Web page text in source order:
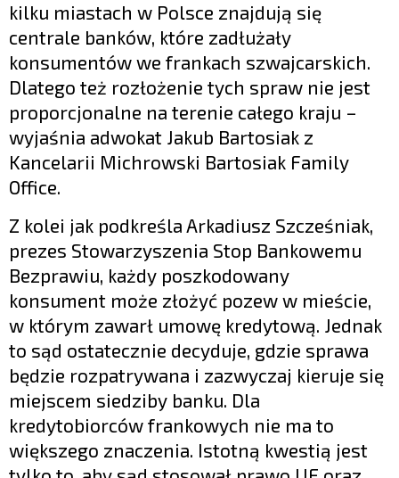
kilku miastach w Polsce znajdują się
centrale banków, które zadłużały
konsumentów we frankach szwajcarskich.
Dlatego też rozłożenie tych spraw nie jest
proporcjonalne na terenie całego kraju –
wyjaśnia adwokat Jakub Bartosiak z
Kancelarii Michrowski Bartosiak Family
Office.
Z kolei jak podkreśla Arkadiusz Szcześniak,
prezes Stowarzyszenia Stop Bankowemu
Bezprawiu, każdy poszkodowany
konsument może złożyć pozew w mieście,
w którym zawarł umowę kredytową. Jednak
to sąd ostatecznie decyduje, gdzie sprawa
będzie rozpatrywana i zazwyczaj kieruje się
miejscem siedziby banku. Dla
kredytobiorców frankowych nie ma to
większego znaczenia. Istotną kwestią jest